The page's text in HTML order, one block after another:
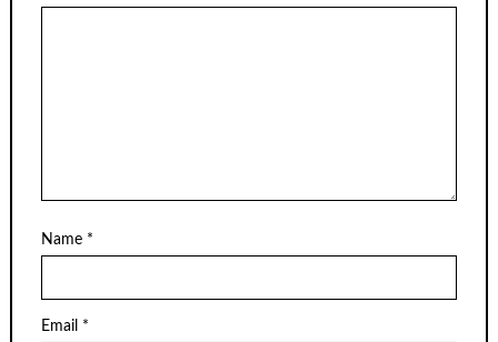
Name *
Email *